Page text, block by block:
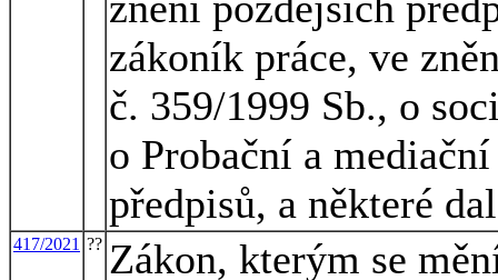
zákoník práce, ve
č. 359/1999 Sb., o
o Probační a
předpisů, a některé
417/2021 ?? Zákon, kterým se